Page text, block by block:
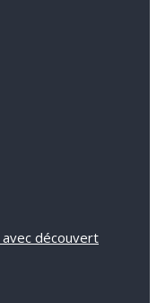
avec découvert